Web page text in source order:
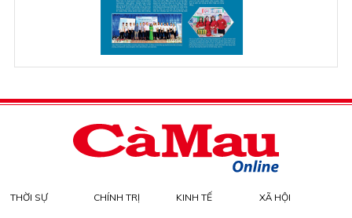
THỜI SỰ CHÍNH TRỊ KINH TẾ XÃ HỘI